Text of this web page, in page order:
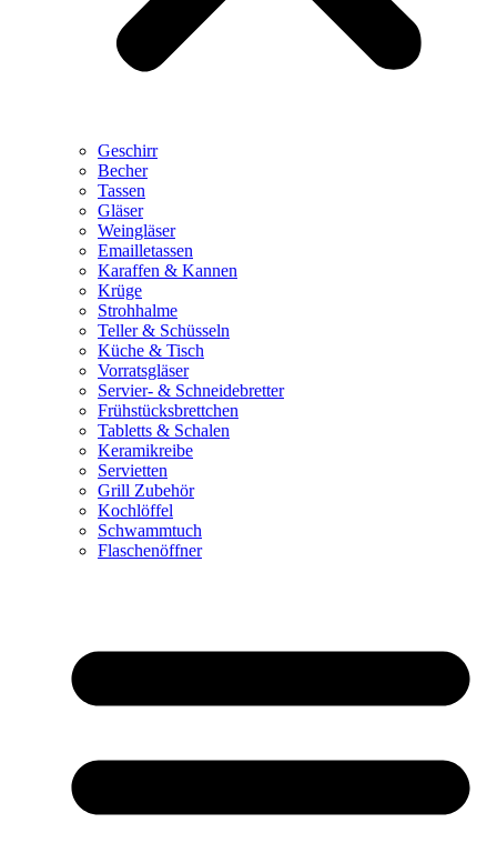
Geschirr
Becher
Tassen
Gläser
Weingläser
Emailletassen
Karaffen & Kannen
Krüge
Strohhalme
Teller & Schüsseln
Küche & Tisch
Vorratsgläser
Servier- & Schneidebretter
Frühstücksbrettchen
Tabletts & Schalen
Keramikreibe
Servietten
Grill Zubehör
Kochlöffel
Schwammtuch
Flaschenöffner